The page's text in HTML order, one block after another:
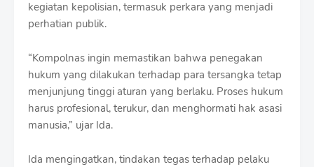
kegiatan kepolisian, termasuk perkara yang menjadi
perhatian publik.
“Kompolnas ingin memastikan bahwa penegakan
hukum yang dilakukan terhadap para tersangka tetap
menjunjung tinggi aturan yang berlaku. Proses hukum
harus profesional, terukur, dan menghormati hak asasi
manusia,” ujar Ida.
Ida mengingatkan, tindakan tegas terhadap pelaku
o
f
f
e
m
p
l
a
t
s